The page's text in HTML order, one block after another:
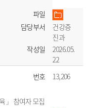
파일
담당부서
건강증
진과
작성일
2026.05.
22
번호
13,206
」 참여자 모집